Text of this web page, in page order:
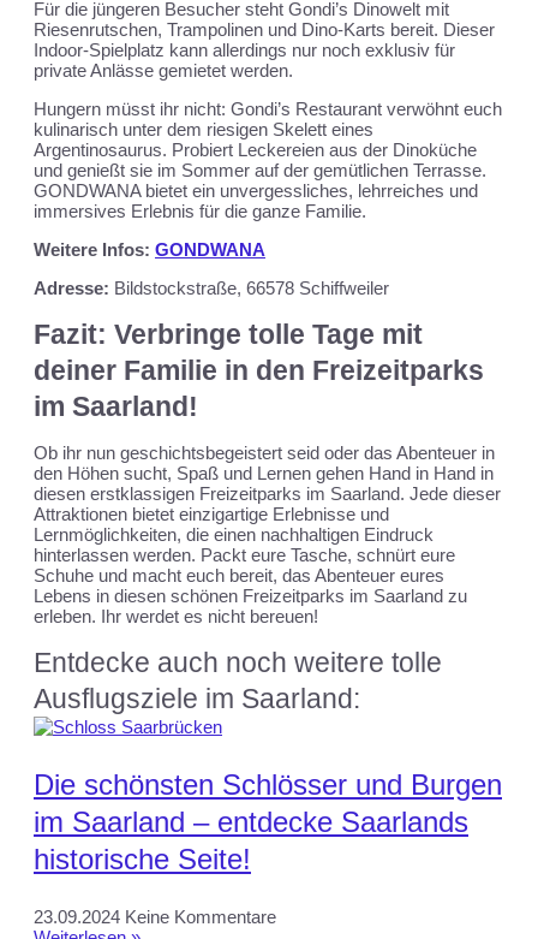
Für die jüngeren Besucher steht Gondi’s Dinowelt mit
Riesenrutschen, Trampolinen und Dino-Karts bereit. Dieser
Indoor-Spielplatz kann allerdings nur noch exklusiv für
private Anlässe gemietet werden.
Hungern müsst ihr nicht: Gondi’s Restaurant verwöhnt euch
kulinarisch unter dem riesigen Skelett eines
Argentinosaurus. Probiert Leckereien aus der Dinoküche
und genießt sie im Sommer auf der gemütlichen Terrasse.
GONDWANA bietet ein unvergessliches, lehrreiches und
immersives Erlebnis für die ganze Familie.
Weitere Infos: GONDWANA
Adresse: Bildstockstraße, 66578 Schiffweiler
Fazit: Verbringe tolle Tage mit
deiner Familie in den Freizeitparks
im Saarland!
Ob ihr nun geschichtsbegeistert seid oder das Abenteuer in
den Höhen sucht, Spaß und Lernen gehen Hand in Hand in
diesen erstklassigen Freizeitparks im Saarland. Jede dieser
Attraktionen bietet einzigartige Erlebnisse und
Lernmöglichkeiten, die einen nachhaltigen Eindruck
hinterlassen werden. Packt eure Tasche, schnürt eure
Schuhe und macht euch bereit, das Abenteuer eures
Lebens in diesen schönen Freizeitparks im Saarland zu
erleben. Ihr werdet es nicht bereuen!
Entdecke auch noch weitere tolle
Ausflugsziele im Saarland:
Die schönsten Schlösser und Burgen
im Saarland – entdecke Saarlands
historische Seite!
23.09.2024 Keine Kommentare